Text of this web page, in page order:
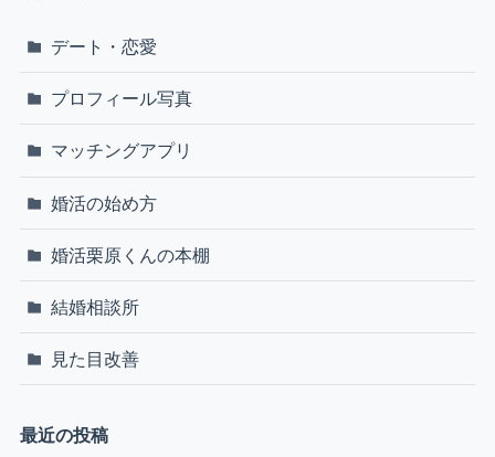
デート・恋愛
プロフィール写真
マッチングアプリ
婚活の始め方
婚活栗原くんの本棚
結婚相談所
見た目改善
最近の投稿